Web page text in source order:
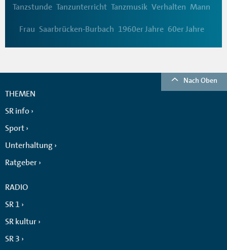
Tanzstunde Tanzunterricht Tanzmusik Verhalten Mann
Frau Saarbrücken-Burbach 1960er Jahre 60er Jahre
Nach Oben
THEMEN
SR info
Sport
Unterhaltung
Ratgeber
RADIO
SR 1
SR kultur
SR 3